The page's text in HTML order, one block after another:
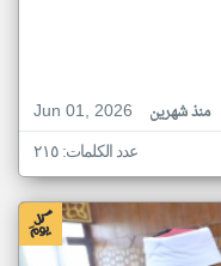
Jun 01, 2026
منذ شهرين
عدد الكلمات: ٢١٥